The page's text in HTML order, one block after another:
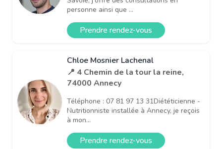
personne ainsi que ...
Prendre rendez-vous
Chloe Mosnier Lachenal
📍 4 Chemin de la tour la reine,
74000 Annecy
Téléphone : 07 81 97 13 31Diététicienne -
Nutritionniste installée à Annecy, je reçois
à mon...
Prendre rendez-vous